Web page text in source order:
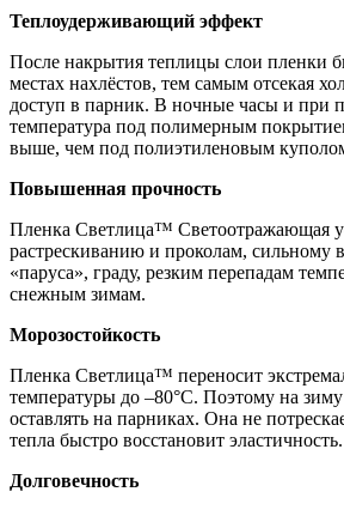
Теплоудерживающий эффект
После накрытия теплицы слои пленки
местах нахлёстов, тем самым отсекая
доступ в парник. В ночные часы и при
температура под полимерным
выше, чем под полиэтиленовым
Повышенная прочность
Пленка Светлица™ Светоотражающая
растрескиванию и проколам, сильному
«паруса», граду, резким перепадам
снежным зимам.
Морозостойкость
Пленка Светлица™ переносит
температуры до –80°С. Поэтому на
оставлять на парниках. Она не
тепла быстро восстановит эластичность.
Долговечность